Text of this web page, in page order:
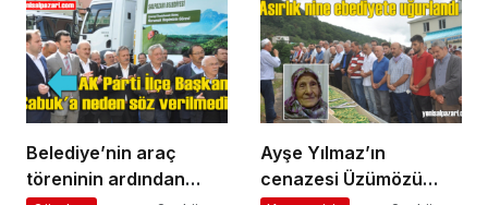
Belediye’nin araç
töreninin ardından
Ayşe Yılmaz’ın
cenazesi Üzümözü